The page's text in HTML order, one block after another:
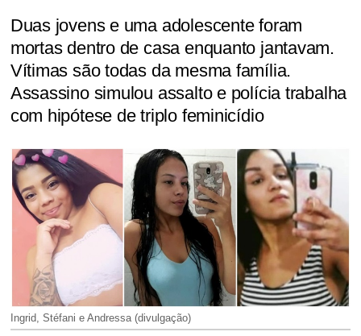
Duas jovens e uma adolescente foram
mortas dentro de casa enquanto jantavam.
Vítimas são todas da mesma família.
Assassino simulou assalto e polícia trabalha
com hipótese de triplo feminicídio
Ingrid, Stéfani e Andressa (divulgação)